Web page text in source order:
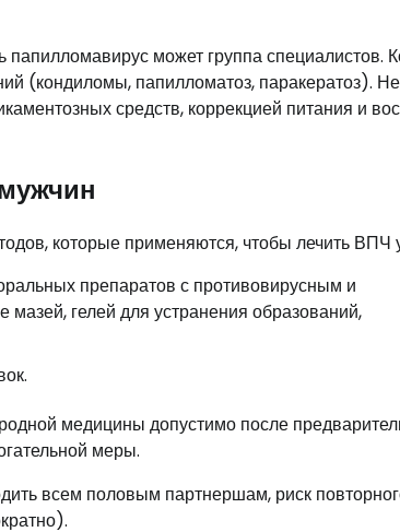
может группа специалистов.
(кондиломы, папилломатоз, паракератоз).
средств, коррекцией питания и
которые применяются, чтобы лечить ВПЧ
препаратов с противовирусным и
гелей для устранения образований,
медицины допустимо после
меры.
всем половым партнершам, риск